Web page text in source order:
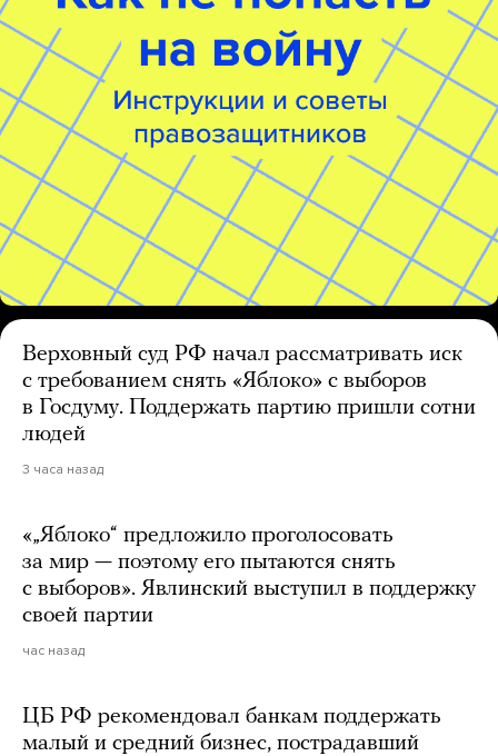
Верховный суд РФ начал рассматривать иск
с требованием снять «Яблоко» с выборов
в Госдуму. Поддержать партию пришли сотни
людей
3 часа назад
«„Яблоко“ предложило проголосовать
за мир — поэтому его пытаются снять
с выборов». Явлинский выступил в поддержку
своей партии
час назад
ЦБ РФ рекомендовал банкам поддержать
малый и средний бизнес, пострадавший